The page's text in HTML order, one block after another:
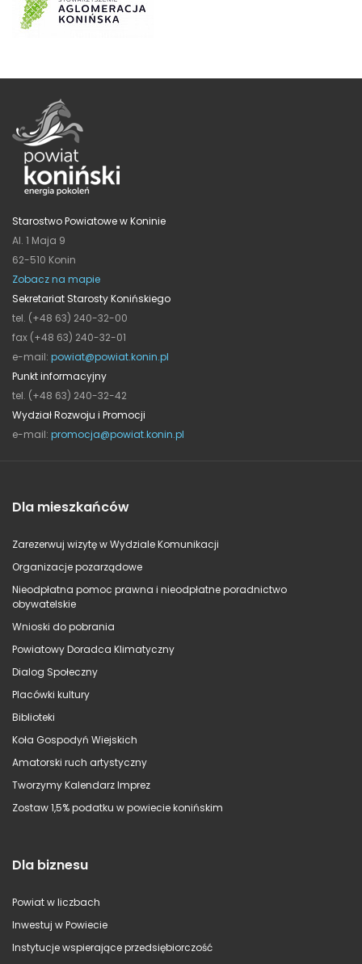
Starostwo Powiatowe w Koninie
Al. 1 Maja 9
62-510 Konin
Zobacz na mapie
Sekretariat Starosty Konińskiego
tel. (+48 63) 240-32-00
fax (+48 63) 240-32-01
e-mail: powiat@powiat.konin.pl
Punkt informacyjny
tel. (+48 63) 240-32-42
Wydział Rozwoju i Promocji
e-mail: promocja@powiat.konin.pl
Dla mieszkańców
Zarezerwuj wizytę w Wydziale Komunikacji
Organizacje pozarządowe
Nieodpłatna pomoc prawna i nieodpłatne poradnictwo
obywatelskie
Wnioski do pobrania
Powiatowy Doradca Klimatyczny
Dialog Społeczny
Placówki kultury
Biblioteki
Koła Gospodyń Wiejskich
Amatorski ruch artystyczny
Tworzymy Kalendarz Imprez
Zostaw 1,5% podatku w powiecie konińskim
Dla biznesu
Powiat w liczbach
Inwestuj w Powiecie
Instytucje wspierające przedsiębiorczość